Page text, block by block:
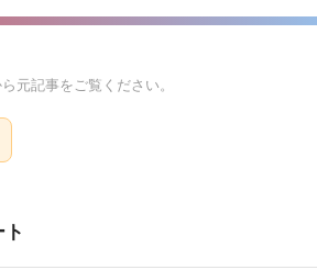
元記事をご覧ください。